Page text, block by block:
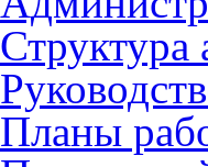
Структура
Планы